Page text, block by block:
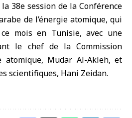
38e session de la Conférence
de l’énergie atomique, qui
mois en Tunisie, avec une
le chef de la Commission
atomique, Mudar Al-Akleh, et
scientifiques, Hani Zeidan.